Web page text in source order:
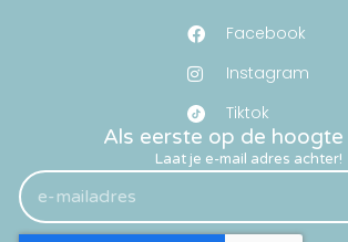
Als eerste op de hoogte
Laat je e-mail adres achter!
Facebook
Instagram
Tiktok